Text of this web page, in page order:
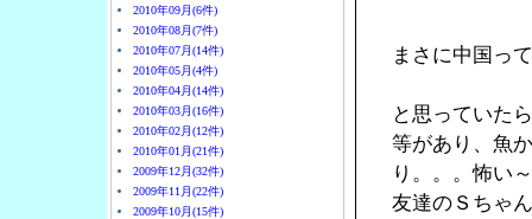
2010年09月(6件)
2010年08月(7件)
2010年07月(14件)
2010年05月(4件)
2010年04月(14件)
2010年03月(16件)
2010年02月(12件)
2010年01月(21件)
2009年12月(32件)
2009年11月(22件)
2009年10月(15件)
まさに中国っ
と思っていた
等があり、魚
り。。。怖い～
友達のＳちゃ